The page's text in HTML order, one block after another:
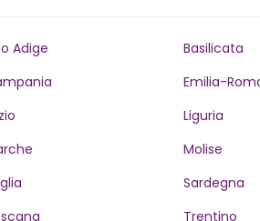
Adige
Basilicata
Emilia-
Liguria
Molise
Sardegna
Trentino